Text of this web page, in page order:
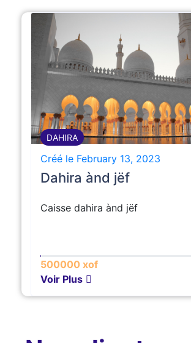
DAHIRA
Créé le February 13, 2023
Dahira ànd jëf
Caisse dahira ànd jëf
500000 xof
Voir Plus